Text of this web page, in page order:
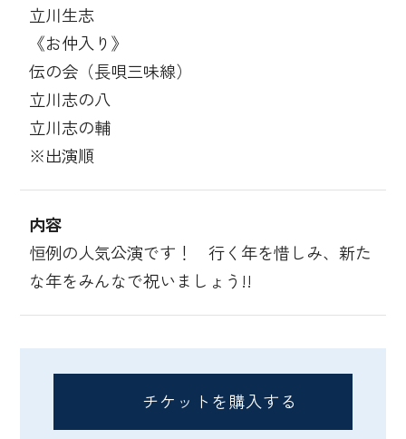
立川生志
《お仲入り》
伝の会（長唄三味線）
立川志の八
立川志の輔
※出演順
内容
恒例の人気公演です！ 行く年を惜しみ、新た
な年をみんなで祝いましょう!!
チケットを購入する